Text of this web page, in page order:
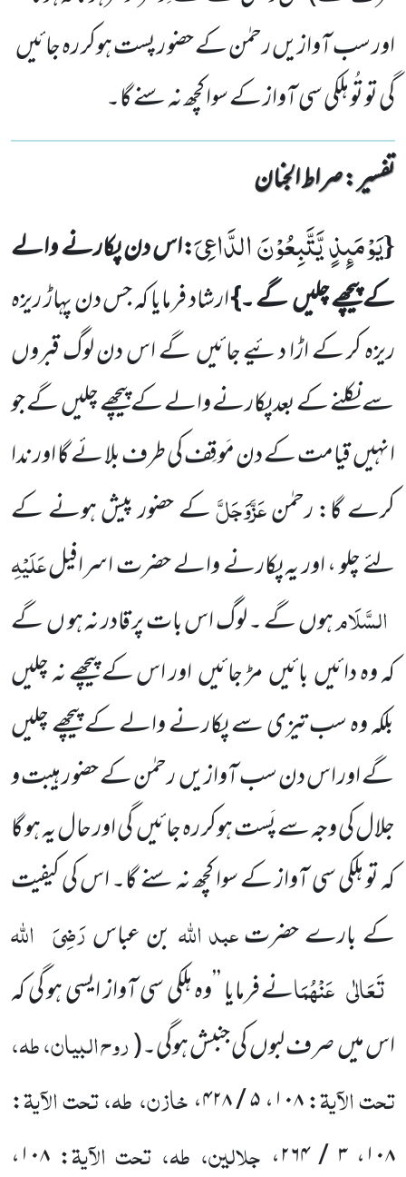
اور سب آوازیں رحمٰن کے حضو ر پست ہوکر رہ جائیں
گی تو تُو ہلکی سی آواز کے سوا کچھ نہ سنے گا۔
تفسیر : ‎صراط الجنان
{یَوْمَىٕذٍ یَّتَّبِعُوْنَ الدَّاعِیَ:اس دن پکارنے والے
کے پیچھے چلیں گے ۔}ارشاد فرمایا کہ جس دن پہاڑ ریزہ
ریزہ کر کے اڑا دئیے جائیں گے اس دن لوگ قبروں
سے نکلنے کے بعد پکارنے والے کے پیچھے چلیں گے جو
انہیں قیامت کے دن مَوقِف کی طرف بلا ئے گا اور ندا
کرے گا: رحمٰنعَزَّوَجَلَّکے حضور پیش ہونے کے
لئے چلو ، اور یہ پکارنے والے حضرت اسرافیلعَلَیْہِ
السَّلَامہوں گے ۔ لوگ اس بات پر قادر نہ ہو ں گے
کہ وہ دائیں بائیں مڑ جائیں اور اس کے پیچھے نہ چلیں
بلکہ وہ سب تیزی سے پکارنے والے کے پیچھے چلیں
گے اور اس دن سب آوازیں رحمٰن کے حضو ر ہیبت و
جلال کی وجہ سے پَست ہوکر رہ جائیں گی اور حال یہ ہو گا
کہ تو ہلکی سی آواز کے سوا کچھ نہ سنے گا۔ اس کی کیفیت
کے بارے حضرتعبد اللہ بن عباسرَضِیَ اللہ
تَعَالٰی عَنْہُمَانے فرمایا ’’وہ ہلکی سی آواز ایسی ہو گی کہ
اس میں صرف لبوں کی جنبش ہوگی۔(روح البیان، طہ،
تحت الآیۃ:۱۰۸،۵ / ۴۲۸ ،خازن، طہ، تحت الآیۃ:
۱۰۸،۳ / ۲۶۴ ، جلالین، طہ، تحت الآیۃ: ۱۰۸،